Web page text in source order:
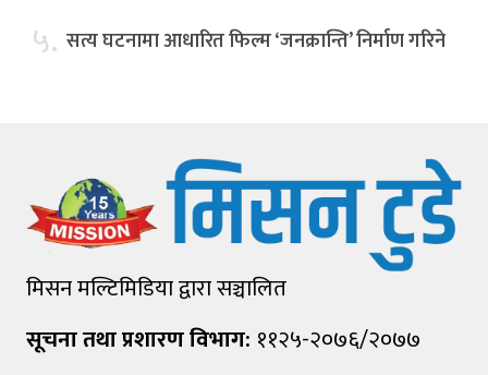
५. सत्य घटनामा आधारित फिल्म ‘जनक्रान्ति’ निर्माण गरिने
मिसन मल्टिमिडिया द्वारा सञ्चालित
सूचना तथा प्रशारण विभाग: ११२५-२०७६/२०७७